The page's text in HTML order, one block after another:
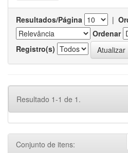
Resultados/Página |
Ordenar
Registro(s)
Resultado 1-1 de 1.
Conjunto de itens: